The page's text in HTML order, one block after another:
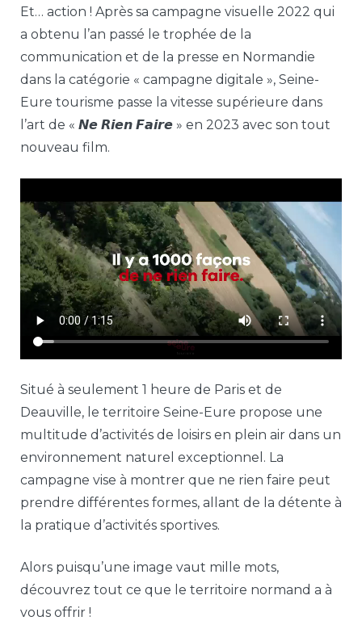
Et… action ! Après sa campagne visuelle 2022 qui
a obtenu l’an passé le trophée de la
communication et de la presse en Normandie
dans la catégorie « campagne digitale », Seine-
Eure tourisme passe la vitesse supérieure dans
l’art de « 𝙉𝙚 𝙍𝙞𝙚𝙣 𝙁𝙖𝙞𝙧𝙚 » en 2023 avec son tout
nouveau film.
Situé à seulement 1 heure de Paris et de
Deauville, le territoire Seine-Eure propose une
multitude d’activités de loisirs en plein air dans un
environnement naturel exceptionnel. La
campagne vise à montrer que ne rien faire peut
prendre différentes formes, allant de la détente à
la pratique d’activités sportives.
Alors puisqu’une image vaut mille mots,
découvrez tout ce que le territoire normand a à
vous offrir !